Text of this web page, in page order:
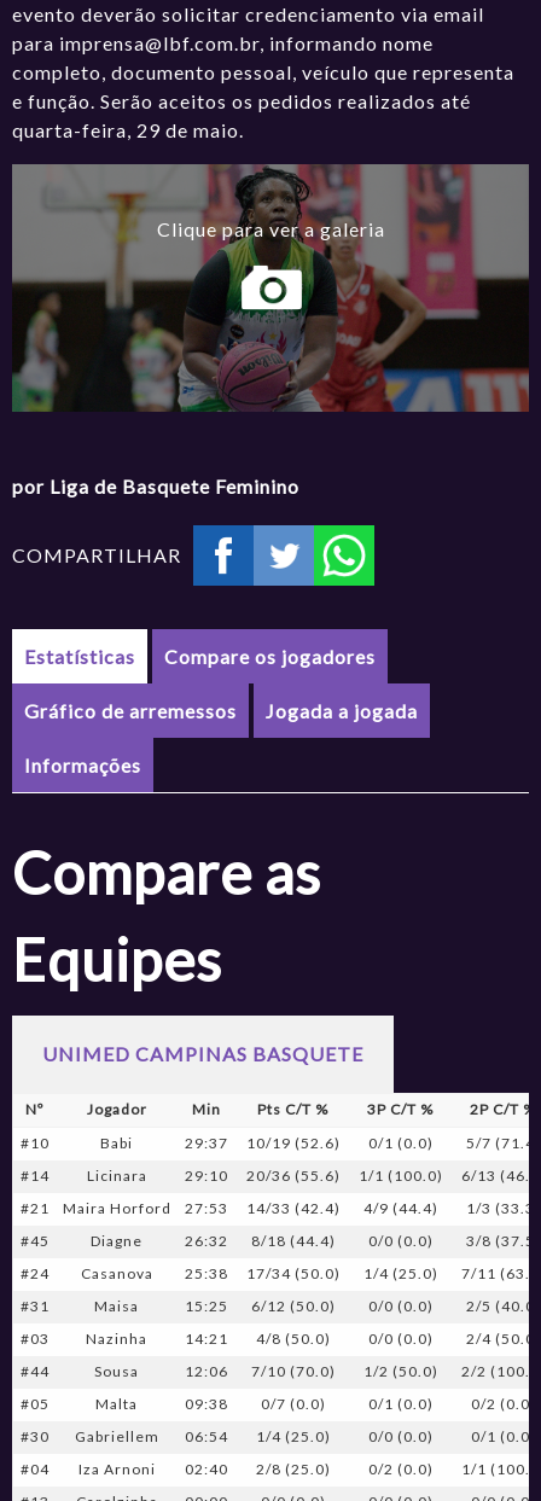
evento deverão solicitar credenciamento via email
para imprensa@lbf.com.br, informando nome
completo, documento pessoal, veículo que representa
e função. Serão aceitos os pedidos realizados até
quarta-feira, 29 de maio.
por Liga de Basquete Feminino
COMPARTILHAR
Estatísticas Compare os jogadores
Gráfico de arremessos Jogada a jogada
Informações
Compare as
Equipes
UNIMED CAMPINAS BASQUETE
Nº Jogador Min Pts C/T % 3P C/T %
2P C/T %
#10
Babi 29:37 10/19 (52.6) 0/1 (0.0)
5/7 (71.4)
#14
Licinara 29:10 20/36 (55.6) 1/1 (100.0)
6/13
#21
Maira Horford 27:53 14/33 (42.4) 4/9 (44.4)
1/3 (33.3)
#45
Diagne 26:32 8/18 (44.4) 0/0 (0.0)
3/8 (37.5)
#24
Casanova 25:38 17/34 (50.0) 1/4 (25.0)
7/11
#31
Maisa 15:25 6/12 (50.0) 0/0 (0.0)
2/5 (40.0)
#03
Nazinha 14:21 4/8 (50.0) 0/0 (0.0)
2/4 (50.0)
#44
Sousa 12:06 7/10 (70.0) 1/2 (50.0)
2/2
#05
Malta 09:38 0/7 (0.0) 0/1 (0.0)
0/2 (0.0)
#30
Gabriellem 06:54 1/4 (25.0) 0/0 (0.0)
0/1 (0.0)
#04
Iza Arnoni 02:40 2/8 (25.0) 0/2 (0.0)
1/1